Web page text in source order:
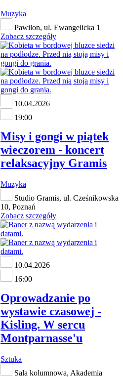
Muzyka
Pawilon, ul. Ewangelicka 1
Zobacz szczegóły
10.04.2026
19:00
Misy i gongi w piątek
wieczorem - koncert
relaksacyjny Gramis
Muzyka
Studio Gramis, ul. Cześnikowska
10, Poznań
Zobacz szczegóły
10.04.2026
16:00
Oprowadzanie po
wystawie czasowej -
Kisling. W sercu
Montparnasse'u
Sztuka
Sala kolumnowa, Akademia